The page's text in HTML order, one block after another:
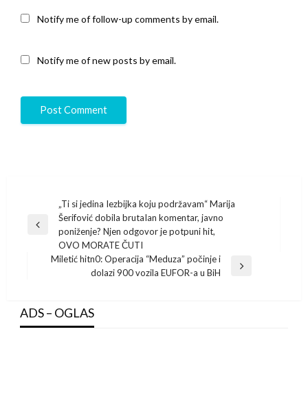
Notify me of follow-up comments by email.
Notify me of new posts by email.
navigation
Previous
„Ti si jedina Iezbijka koju podržavam“ Marija
Šerifović dobila brutaIan komentar, javno
poniženje? Njen odgovor je potpuni hit,
OVO MORATE ČUTI
Miletić hitn0: Operacija “Meduza” počinje i
dolazi 900 vozila EUFOR-a u BiH
ADS – OGLAS